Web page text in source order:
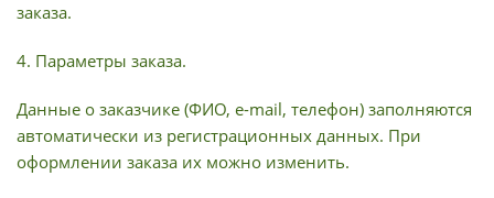
заказа.
4. Параметры заказа.
Данные о заказчике (ФИО, e-mail, телефон) заполняются
автоматически из регистрационных данных. При
оформлении заказа их можно изменить.